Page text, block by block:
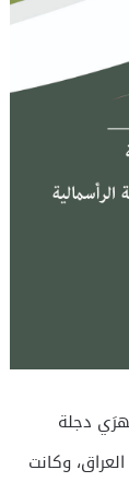
دجلة
وكانت